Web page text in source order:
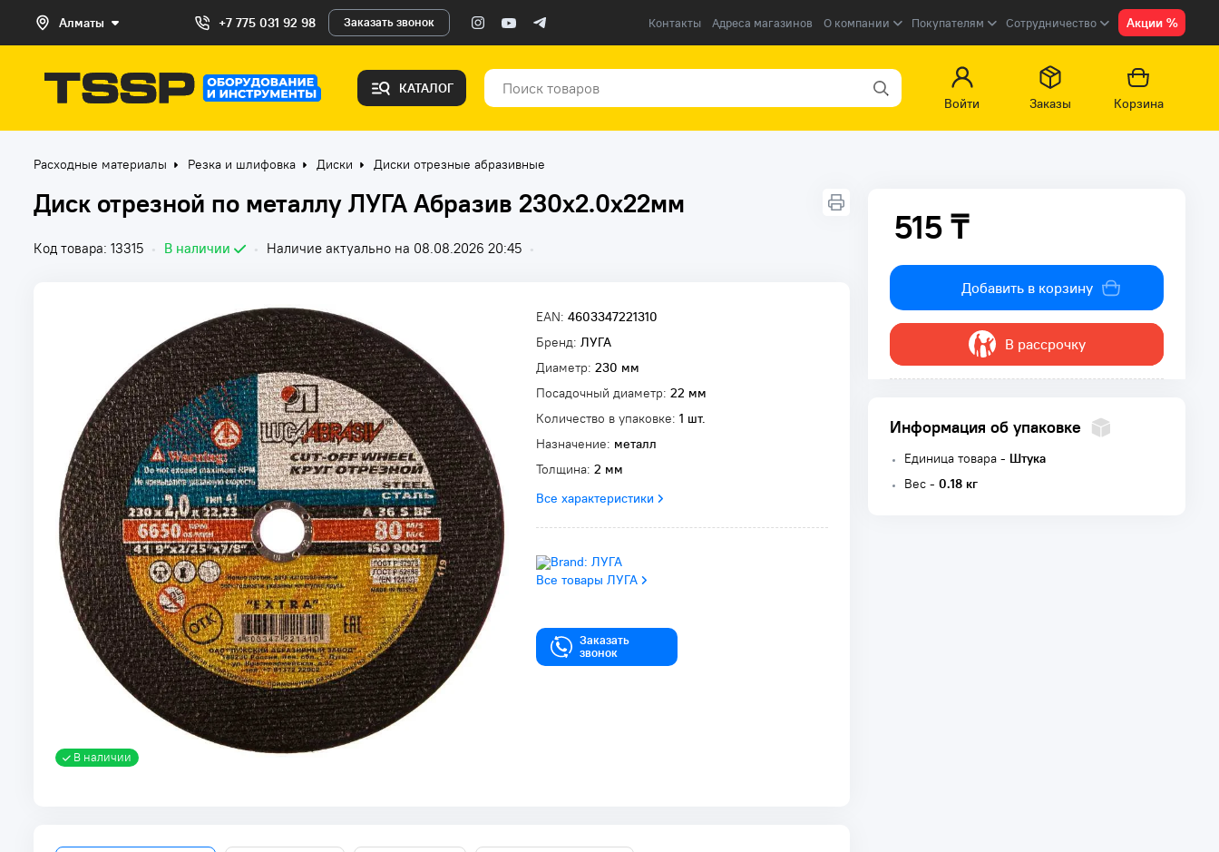
Алматы +7 775 031 92 98 Заказать звонок Контакты Адреса магазинов О компании Покупателям Сотрудничество Акции %
КАТАЛОГ
Войти
Заказы Корзина
Расходные материалы Резка и шлифовка Диски Диски отрезные абразивные
Диск отрезной по металлу ЛУГА Абразив 230х2.0х22мм
Код товара: 13315 • В наличии • Наличие актуально на 08.08.2026 20:45 •
В наличии
EAN: 4603347221310
Бренд: ЛУГА
Диаметр: 230 мм
Посадочный диаметр: 22 мм
Количество в упаковке: 1 шт.
Назначение: металл
Толщина: 2 мм
Все характеристики
Все товары ЛУГА
Заказать
звонок
515 ₸
515 ₸
Добавить в корзину
В рассрочку
Информация об упаковке
Единица товара - Штука
Вес - 0.18 кг